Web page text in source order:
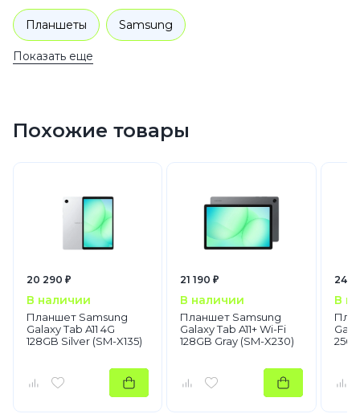
Планшеты Samsung
Показать еще
Похожие товары
20 290 ₽
В наличии
Планшет Samsung
Galaxy Tab A11 4G
128GB Silver (SM-X135)
21 190 ₽
В наличии
Планшет Samsung
Galaxy Tab A11+ Wi-Fi
128GB Gray (SM-X230)
24
В